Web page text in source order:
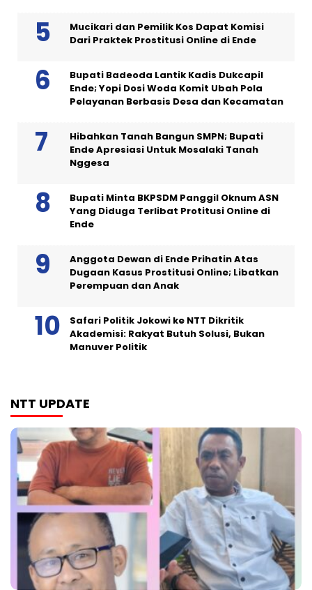
Mucikari dan Pemilik Kos Dapat Komisi
Dari Praktek Prostitusi Online di Ende
Bupati Badeoda Lantik Kadis Dukcapil
Ende; Yopi Dosi Woda Komit Ubah Pola
Pelayanan Berbasis Desa dan Kecamatan
Hibahkan Tanah Bangun SMPN; Bupati
Ende Apresiasi Untuk Mosalaki Tanah
Nggesa
Bupati Minta BKPSDM Panggil Oknum ASN
Yang Diduga Terlibat Protitusi Online di
Ende
Anggota Dewan di Ende Prihatin Atas
Dugaan Kasus Prostitusi Online; Libatkan
Perempuan dan Anak
Safari Politik Jokowi ke NTT Dikritik
Akademisi: Rakyat Butuh Solusi, Bukan
Manuver Politik
NTT UPDATE